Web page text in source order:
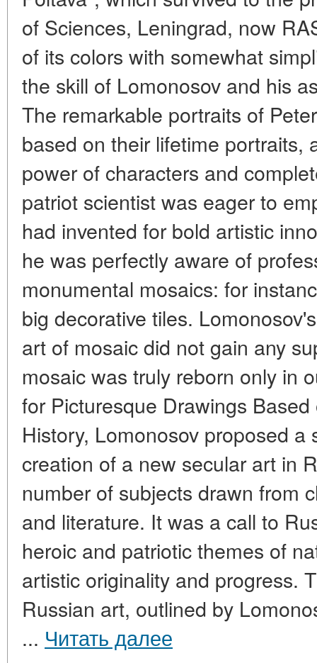
of Sciences, Leningrad, now
of its colors with somewhat
the skill of Lomonosov and his
The remarkable portraits of
based on their lifetime portraits,
power of characters and
patriot scientist was eager to
had invented for bold artistic
he was perfectly aware of
monumental mosaics: for
big decorative tiles.
art of mosaic did not gain any
mosaic was truly reborn only in
for Picturesque Drawings
History, Lomonosov proposed
creation of a new secular art in
number of subjects drawn from
and literature. It was a call to
heroic and patriotic themes of
artistic originality and progress.
Russian art, outlined by
... Читать далее